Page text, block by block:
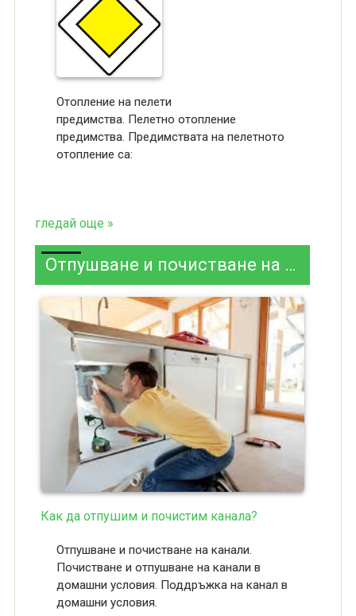
Отопление на пелети
предимства. Пелетно отопление
предимства. Предимствата на пелетното
отопление са:
гледай още »
Отпушване и почистване на канали
Как да отпушим и почистим канала?
Отпушване и почистване на канали.
Почистване и отпушване на канали в
домашни условия. Поддръжка на канал в
домашни условия.